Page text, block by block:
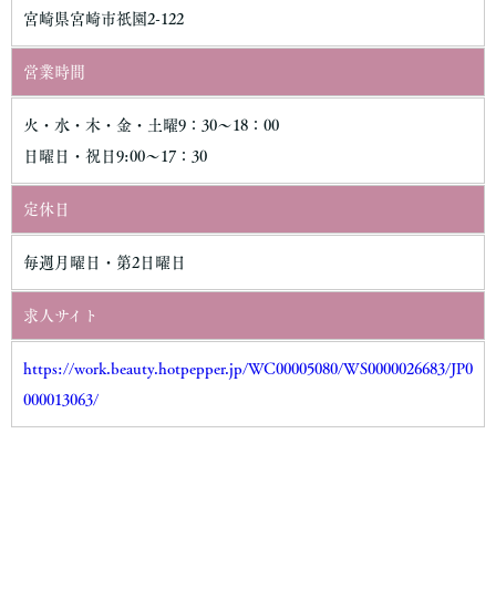
当社は、個人情報の正確性及び安全性確保のために、セキュリテ
ィに万全の対策を講じています。
ご本人の照会
れる場合には、ご本人であることを確認の上、対応させていただ
きます。
法令、規範の遵守と見直し
当社は、保有する個人情報に関して適用される日本の法令、その
他規範を遵守するとともに、本ポリシーの内容を適宜見直し、そ
の改善に努めます。
宮崎県宮崎市祇園2-122
営業時間
火・水・木・金・土曜9：30～18：00
日曜日・祝日9:00～17：30
定休日
毎週月曜日・第2日曜日
求人サイト
https://work.beauty.hotpepper.jp/WC00005080/WS0000026683/JP0
000013063/